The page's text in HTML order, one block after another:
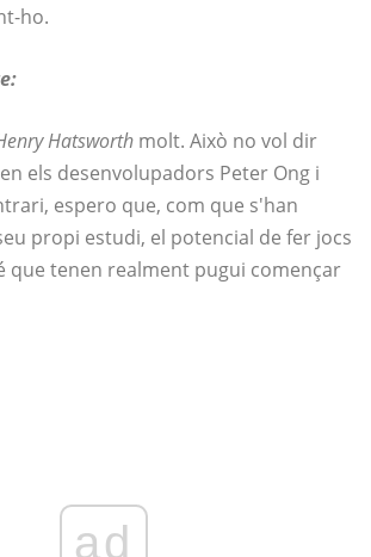
ho.
Hatsworth molt. Això no vol dir
els desenvolupadors Peter Ong i
espero que, com que s'han
propi estudi, el potencial de fer jocs
que tenen realment pugui començar
ad